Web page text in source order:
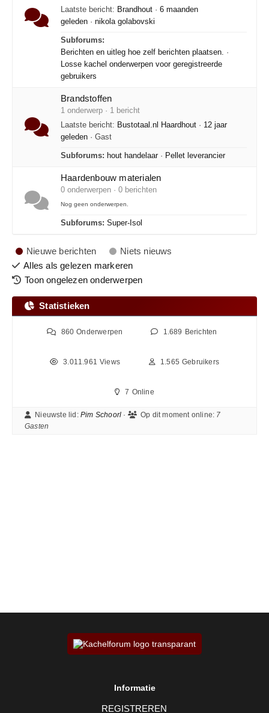
Laatste bericht: Brandhout · 6 maanden
geleden · nikola golabovski
Subforums:
Berichten en uitleg hoe zelf berichten plaatsen. ·
Losse kachel onderwerpen voor geregistreerde
gebruikers
Brandstoffen
1 onderwerp · 1 bericht
Laatste bericht: Bustotaal.nl Haardhout · 12 jaar
geleden · Gast
Subforums: hout handelaar· Pellet leverancier
Haardenbouw materialen
0 onderwerpen · 0 berichten
Nog geen onderwerpen.
Subforums: Super-Isol
Nieuwe berichten
Niets nieuws
Alles als gelezen markeren
Toon ongelezen onderwerpen
Statistieken
860 Onderwerpen 1.689 Berichten
3.011.961 Views 1.565 Gebruikers
7 Online
Nieuwste lid:Pim Schoorl · Op dit moment online: 7
Gasten
Informatie
REGISTREREN